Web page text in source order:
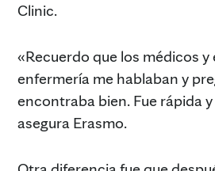
Clinic.
«Recuerdo que los médicos y
enfermería me hablaban y
encontraba bien. Fue rápida
asegura Erasmo.